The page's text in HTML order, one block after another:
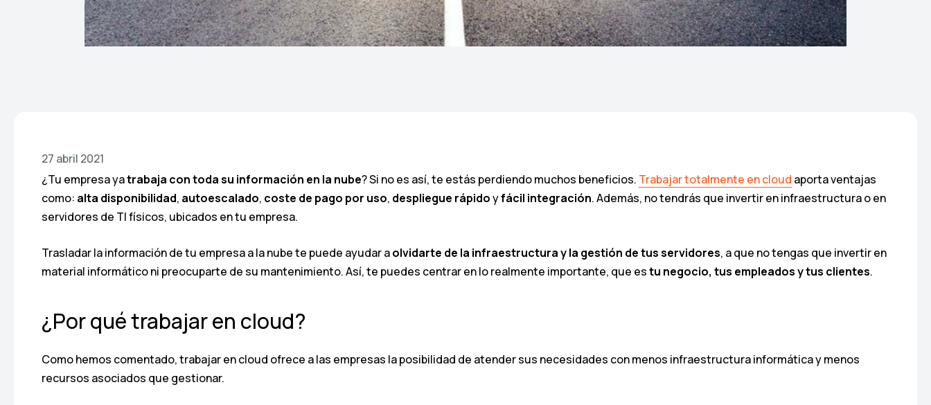
27 abril 2021
¿Tu empresa yatrabaja con toda su información en la nube? Si no es así, te estás perdiendo muchos beneficios. Trabajar totalmente en cloud aporta ventajas
como: alta disponibilidad, autoescalado, coste de pago por uso, despliegue rápidoyfácil integración. Además, no tendrás que invertir en infraestructura o en
servidores de TI físicos, ubicados en tu empresa.
Trasladar la información de tu empresa a la nube te puede ayudar aolvidarte de la infraestructura y la gestión de tus servidores, a que no tengas que invertir en
material informático ni preocuparte de su mantenimiento. Así, te puedes centrar en lo realmente importante, que estu negocio, tus empleados y tus clientes.
¿Por qué trabajar en cloud?
Como hemos comentado, trabajar en cloud ofrece a las empresas la posibilidad de atender sus necesidades con menos infraestructura informática y menos
recursos asociados que gestionar.